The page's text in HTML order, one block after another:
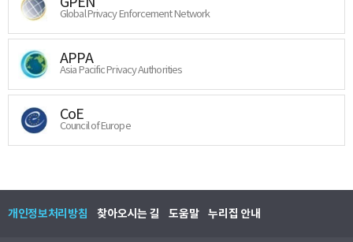
Global Privacy Enforcement Network
APPA
Asia Pacific Privacy Authorities
CoE
Council of Europe
개인정보처리방침 찾아오시는 길 도움말 누리집 안내